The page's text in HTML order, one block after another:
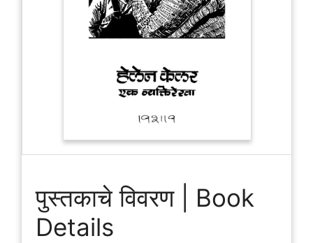
पुस्तकाचे विवरण | Book
Details